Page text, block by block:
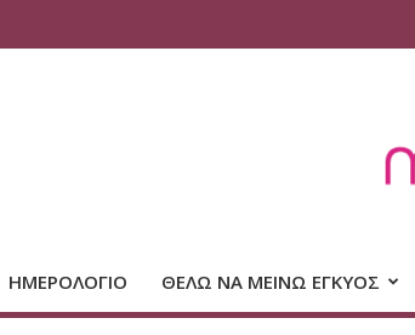
ΗΜΕΡΟΛΟΓΙΟ ΘΕΛΩ ΝΑ ΜΕΙΝΩ ΕΓΚΥΟΣ